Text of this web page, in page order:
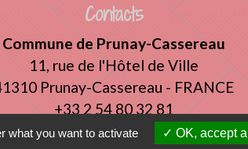
Contacts
Commune de Prunay-Cassereau
11, rue de l'Hôtel de Ville
Prunay-Cassereau - FRANCE
+33 2 54 80 32 81
what you want to activate OK, accept all